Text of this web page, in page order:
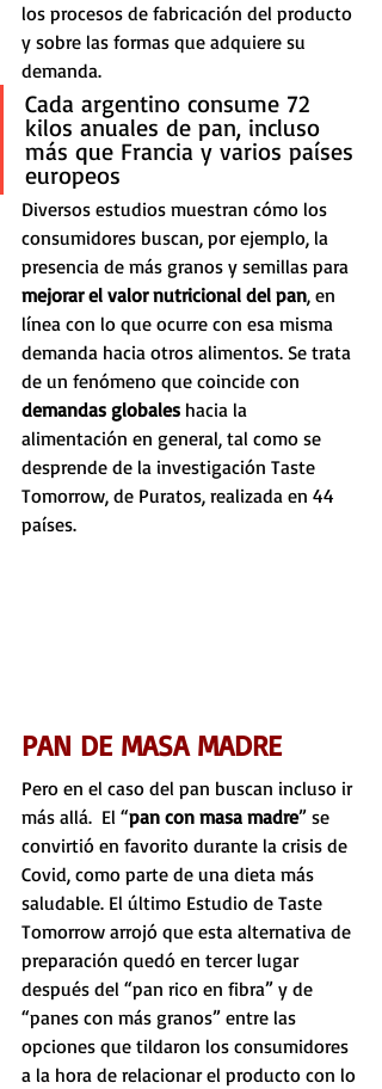
los procesos de fabricación del producto
y sobre las formas que adquiere su
demanda.
Cada argentino consume 72
kilos anuales de pan, incluso
más que Francia y varios países
europeos
Diversos estudios muestran cómo los
consumidores buscan, por ejemplo, la
presencia de más granos y semillas para
mejorar el valor nutricional del pan, en
línea con lo que ocurre con esa misma
demanda hacia otros alimentos. Se trata
de un fenómeno que coincide con
demandas globales hacia la
alimentación en general, tal como se
desprende de la investigación Taste
Tomorrow, de Puratos, realizada en 44
países.
PAN DE MASA MADRE
Pero en el caso del pan buscan incluso ir
más allá.  El “pan con masa madre” se
convirtió en favorito durante la crisis de
Covid, como parte de una dieta más
saludable. El último Estudio de Taste
Tomorrow arrojó que esta alternativa de
preparación quedó en tercer lugar
después del “pan rico en fibra” y de
“panes con más granos” entre las
opciones que tildaron los consumidores
a la hora de relacionar el producto con lo